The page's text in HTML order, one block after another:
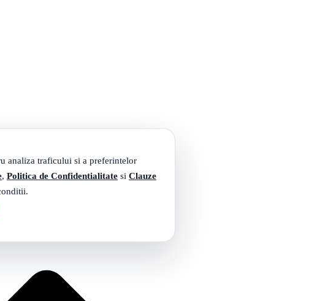
analiza traficului si a preferintelor
, Politica de Confidentialitate si Clauze